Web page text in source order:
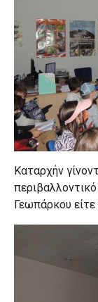
Καταρχήν
Γεωπάρκου